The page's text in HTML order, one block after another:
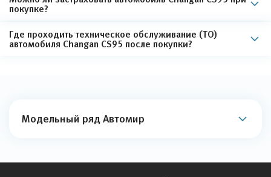
покупке?
Где проходить техническое обслуживание (ТО)
автомобиля Changan CS95 после покупки?
Модельный ряд Автомир